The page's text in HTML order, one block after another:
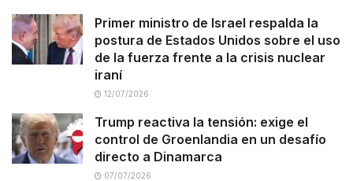
Primer ministro de Israel respalda la
postura de Estados Unidos sobre el uso
de la fuerza frente a la crisis nuclear
iraní
12/07/2026
Trump reactiva la tensión: exige el
control de Groenlandia en un desafío
directo a Dinamarca
07/07/2026